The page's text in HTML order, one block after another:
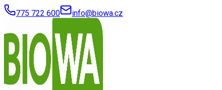
775 722 600 info@biowa.cz